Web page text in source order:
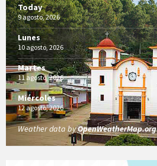
Today
9 agosto, 2026
Lunes
10 agosto, 2026
Martes
11 agosto, 2026
Miércoles
12 agosto, 2026
Weather data byOpenWeatherMap.org